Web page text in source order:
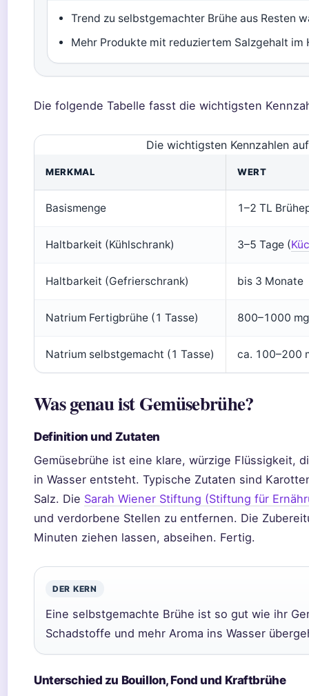
Trend zu selbstgemachter Brühe aus Resten
Mehr Produkte mit reduziertem Salzgehalt im
Die folgende Tabelle fasst die wichtigsten
Die wichtigsten Kennzahlen
MERKMAL WERT
Basismenge 1–2 TL
Haltbarkeit (Kühlschrank) 3–5 Tage (
Haltbarkeit (Gefrierschrank) bis 3 Monate
Natrium Fertigbrühe (1 Tasse) 800–1000
Natrium selbstgemacht (1 Tasse) ca. 100–200
Was genau ist Gemüsebrühe?
Definition und Zutaten
Gemüsebrühe ist eine klare, würzige Flüssigkeit,
in Wasser entsteht. Typische Zutaten sind
Salz. Die Sarah Wiener Stiftung (Stiftung für
und verdorbene Stellen zu entfernen. Die
Minuten ziehen lassen, abseihen. Fertig.
DER KERN
Eine selbstgemachte Brühe ist so gut wie ihr
Schadstoffe und mehr Aroma ins Wasser
Unterschied zu Bouillon, Fond und Kraftbrühe